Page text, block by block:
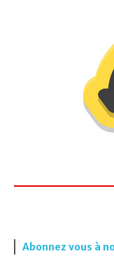
Abonnez vous à